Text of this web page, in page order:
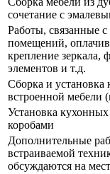
сочетание с
Работы, связанные
помещений,
крепление зеркала,
элементов и т.д.
Сборка и установка
встроенной мебели
Установка
коробами
Дополнительные
встраиваемой
обсуждаются на